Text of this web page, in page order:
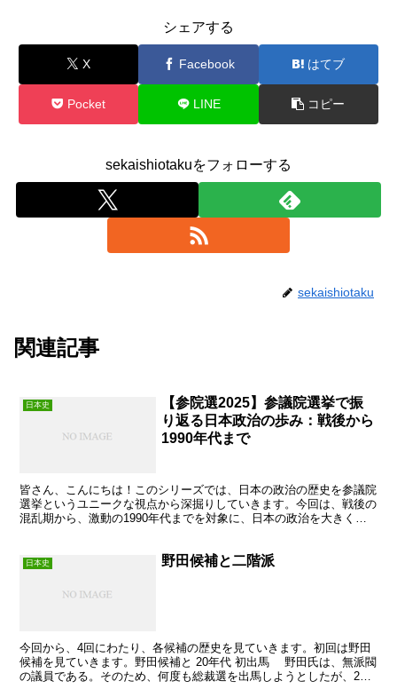
シェアする
X Facebook はてブ
Pocket LINE コピー
sekaishiotakuをフォローする
sekaishiotaku
関連記事
日本史
【参院選2025】参議院選挙で振
り返る日本政治の歩み：戦後から
1990年代まで
皆さん、こんにちは！このシリーズでは、日本の政治の歴史を参議院
選挙というユニークな視点から深掘りしていきます。今回は、戦後の
混乱期から、激動の1990年代までを対象に、日本の政治を大きく動
日本史 野田候補と二階派
今回から、4回にわたり、各候補の歴史を見ていきます。初回は野田
候補を見ていきます。野田候補と 20年代 初出馬 野田氏は、無派閥
の議員である。そのため、何度も総裁選を出馬しようとしたが、20